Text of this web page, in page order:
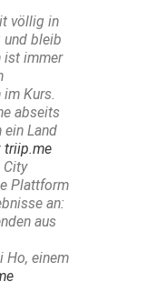
völlig in
und bleib
ist immer
im Kurs.
abseits
ein Land
triip.me
City
Plattform
an:
aus
Ho, einem